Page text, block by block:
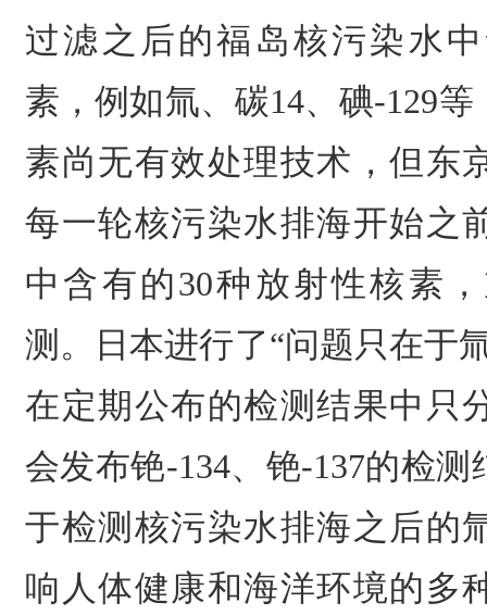
过滤之后的福岛核污染水
素，例如氚、碳14、碘-129
素尚无有效处理技术，但东
每一轮核污染水排海开始之
中含有的30种放射性核素
测。日本进行了“问题只在于
在定期公布的检测结果中只
会发布铯-134、铯-137的检
于检测核污染水排海之后的
响人体健康和海洋环境的多